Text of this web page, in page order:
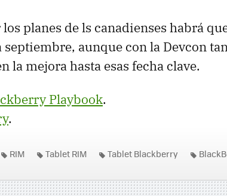
planes de ls canadienses habrá
aunque con la Devcon
la mejora hasta esas fecha clave.
Playbook.
.
RIM Tablet RIM Tablet Blackberry